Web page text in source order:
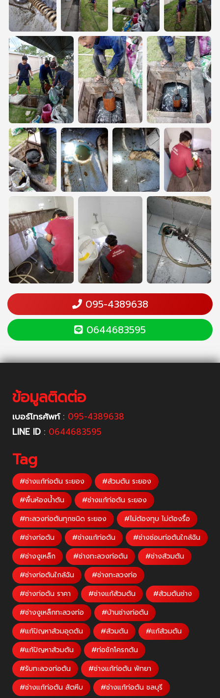
095-4389638
0644683595
ข้อมูลติดต่อ
เบอร์โทรศัพท์: 095-4389638
LINE ID : 0644683595
Tag
#ช่างแก้ท่อตัน ระยอง
#ส้วมตัน ระยอง
#พื้นห้องน้ำตัน
#ช่างแก้ท่อตัน ระยอง
#ทะลวงท่อตันทุกชนิด ระยอง
#ไม่ต้องทุบ ไม่ต้องรื้อ
#ช่างท่อตัน
#ช่างแก้ท่อตัน
#ช่างซ่อมท่อตันใกล้ฉัน
#ช่างงูเหล็ก
#ช่างทะลวงท่อตัน
#ช่างส้วมตัน
#ช่างท่อตันใกล้ฉัน
#ช่างทะลวงท่อ
#ช่างท่อตัน ราคา
#ช่างแก้ส้วมตัน
#ส้วมตันช่าง
#ช่างงูเหล็กทะลวงท่อ
#บ้านช่างท่อตัน
#แก้ปัญหาส้วมอุดตัน
#ส้วมตัน
#แก้ส้วมตัน
#แก้ปัญหาส้วมตัน
#ท่อชักโครกตัน
#รับทะลวงท่อตัน
#ช่างแก้ท่อตัน พัทยา
#ช่างแก้ท่อตัน สัตหีบ
#ช่างแก้ท่อตัน ชลบุรี